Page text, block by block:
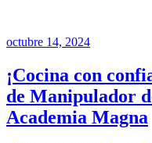
octubre 14, 2024
¡Cocina con
de Manipulador
Academia Magna